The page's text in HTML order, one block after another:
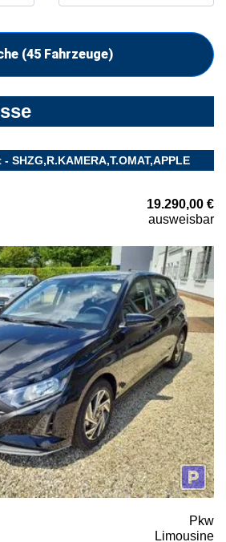
(45Fahrzeuge)
SHZG,R.KAMERA,T.OMAT,APPLE
19.290,00 €
ausweisbar
Pkw
Limousine